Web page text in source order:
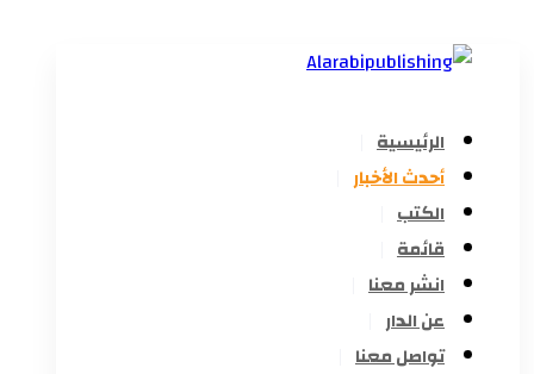
الرئيسية
أحدث الأخبار
الكتب
قائمة
انشر معنا
عن الدار
تواصل معنا